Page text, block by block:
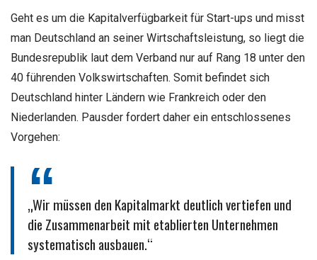
Geht es um die Kapitalverfügbarkeit für Start-ups und misst
man Deutschland an seiner Wirtschaftsleistung, so liegt die
Bundesrepublik laut dem Verband nur auf Rang 18 unter den
40 führenden Volkswirtschaften. Somit befindet sich
Deutschland hinter Ländern wie Frankreich oder den
Niederlanden. Pausder fordert daher ein entschlossenes
Vorgehen:
„Wir müssen den Kapitalmarkt deutlich vertiefen und
die Zusammenarbeit mit etablierten Unternehmen
systematisch ausbauen.“